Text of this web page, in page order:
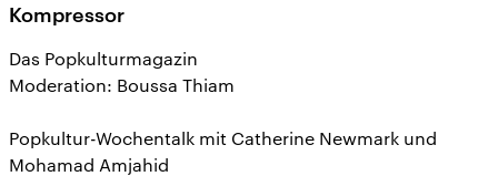
Kompressor
Das Popkulturmagazin
Moderation: Boussa Thiam
Popkultur-Wochentalk mit Catherine Newmark und
Mohamad Amjahid